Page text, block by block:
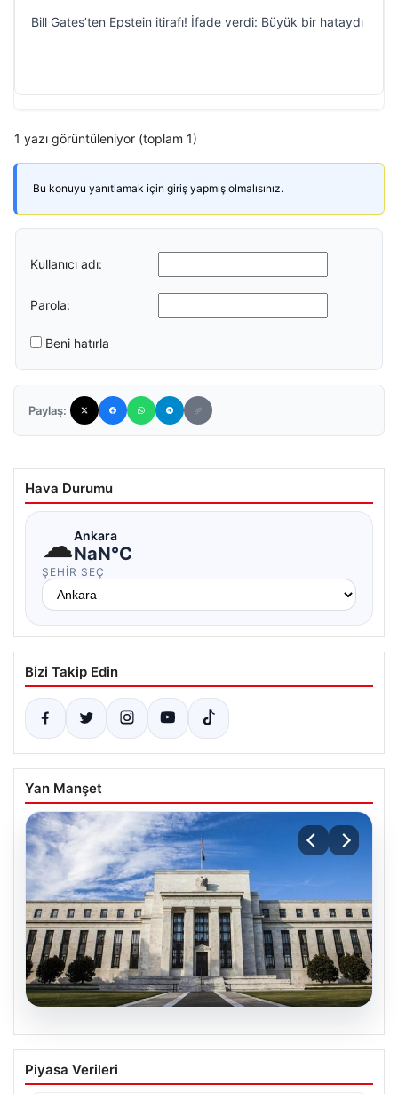
Bill Gates’ten Epstein itirafı! İfade verdi: Büyük bir hataydı
1 yazı görüntüleniyor (toplam 1)
Bu konuyu yanıtlamak için giriş yapmış olmalısınız.
Kullanıcı adı:
Parola:
Beni hatırla
Paylaş:
Hava Durumu
☁Ankara
NaN°C
ŞEHIR SEÇ
Bizi Takip Edin
Yan Manşet
07.08.2026
FED faiz kararı ne zaman, saat kaçta?
Faiz beklentisi ne yönde? 2026 FED
Piyasa Verileri